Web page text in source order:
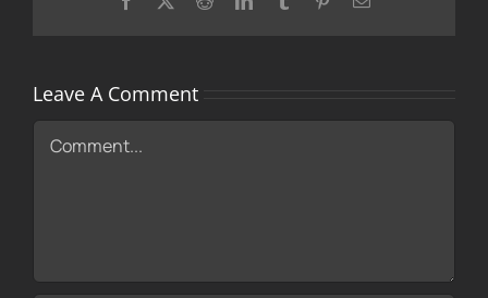
Leave A Comment
Comment